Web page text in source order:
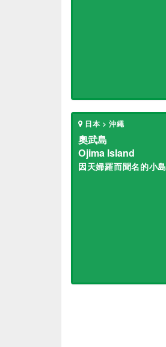
日本 > 沖繩
奧武島
Ojima Island
因天婦羅而聞名的小島